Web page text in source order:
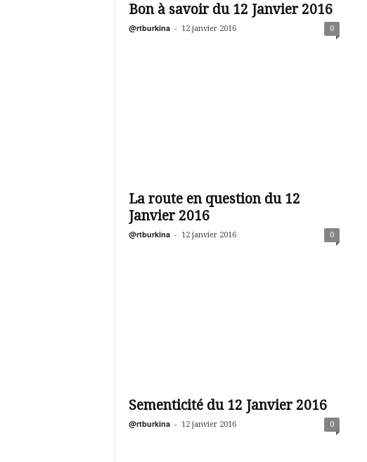
Bon à savoir du 12 Janvier 2016
@rtburkina - 12 janvier 2016 0
La route en question du 12
Janvier 2016
@rtburkina - 12 janvier 2016 0
Sementicité du 12 Janvier 2016
@rtburkina - 12 janvier 2016 0